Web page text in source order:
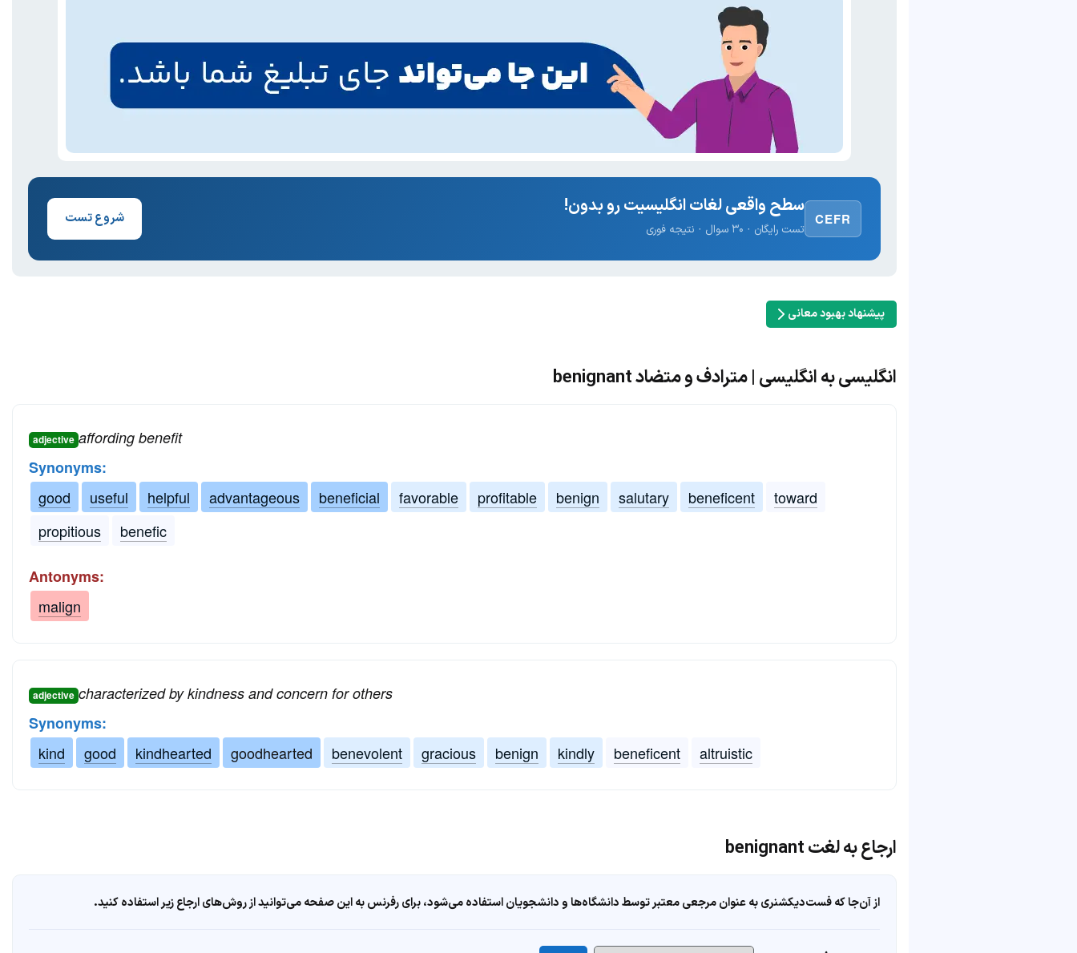
CEFR
سطح واقعی لغات انگلیسیت رو بدون!
تست رایگان · ۳۰ سوال · نتیجه فوری
شروع تست
پیشنهاد بهبود معانی
انگلیسی به انگلیسی | مترادف و متضاد benignant
adjective affording benefit
Synonyms:
good
useful helpful advantageous beneficial favorable profitable benign salutary beneficent
toward
propitious
benefic
Antonyms:
malign
adjective characterized by kindness and concern for others
Synonyms:
kind
good kindhearted goodhearted benevolent gracious benign kindly beneficent altruistic
ارجاع به لغت benignant
از آن‌جا که فست‌دیکشنری به عنوان مرجعی معتبر توسط دانشگاه‌ها و دانشجویان استفاده می‌شود، برای رفرنس به این صفحه می‌توانید از روش‌های ارجاع زیر استفاده کنید.